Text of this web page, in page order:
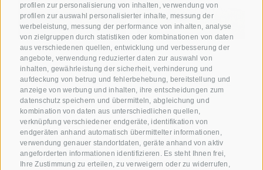
profilen zur personalisierung von inhalten, verwendung von
profilen zur auswahl personalisierter inhalte, messung der
werbeleistung, messung der performance von inhalten, analyse
von zielgruppen durch statistiken oder kombinationen von daten
aus verschiedenen quellen, entwicklung und verbesserung der
angebote, verwendung reduzierter daten zur auswahl von
inhalten, gewährleistung der sicherheit, verhinderung und
aufdeckung von betrug und fehlerbehebung, bereitstellung und
anzeige von werbung und inhalten, ihre entscheidungen zum
datenschutz speichern und übermitteln, abgleichung und
kombination von daten aus unterschiedlichen quellen,
verknüpfung verschiedener endgeräte, identifikation von
endgeräten anhand automatisch übermittelter informationen,
verwendung genauer standortdaten, geräte anhand von aktiv
angeforderten informationen identifizieren. Es steht Ihnen frei,
Ihre Zustimmung zu erteilen, zu verweigern oder zu widerrufen,
DEIN BIKE URLAUB WOCHENANGEBOTE